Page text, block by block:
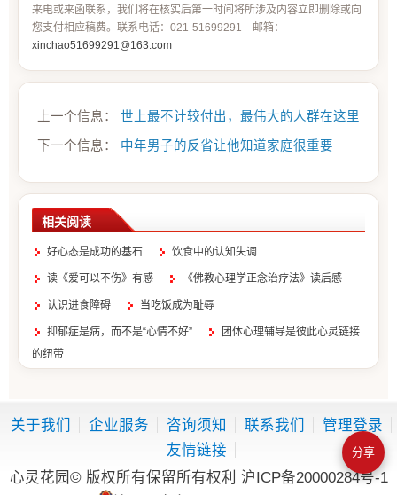
来电或来函联系，我们将在核实后第一时间将所涉及内容立即删除或向
您支付相应稿费。联系电话：021-51699291 邮箱：
xinchao51699291@163.com
上一个信息： 世上最不计较付出，最伟大的人群在这里
下一个信息： 中年男子的反省让他知道家庭很重要
相关阅读
好心态是成功的基石 饮食中的认知失调
读《爱可以不伤》有感 《佛教心理学正念治疗法》读后感
认识进食障碍 当吃饭成为耻辱
抑郁症是病，而不是“心情不好”
团体心理辅导是彼此心灵链接
的纽带
关于我们 企业服务 咨询须知 联系我们
管理登录
友情链接
心灵花园© 版权所有保留所有权利 沪ICP备20000284号-1
分享